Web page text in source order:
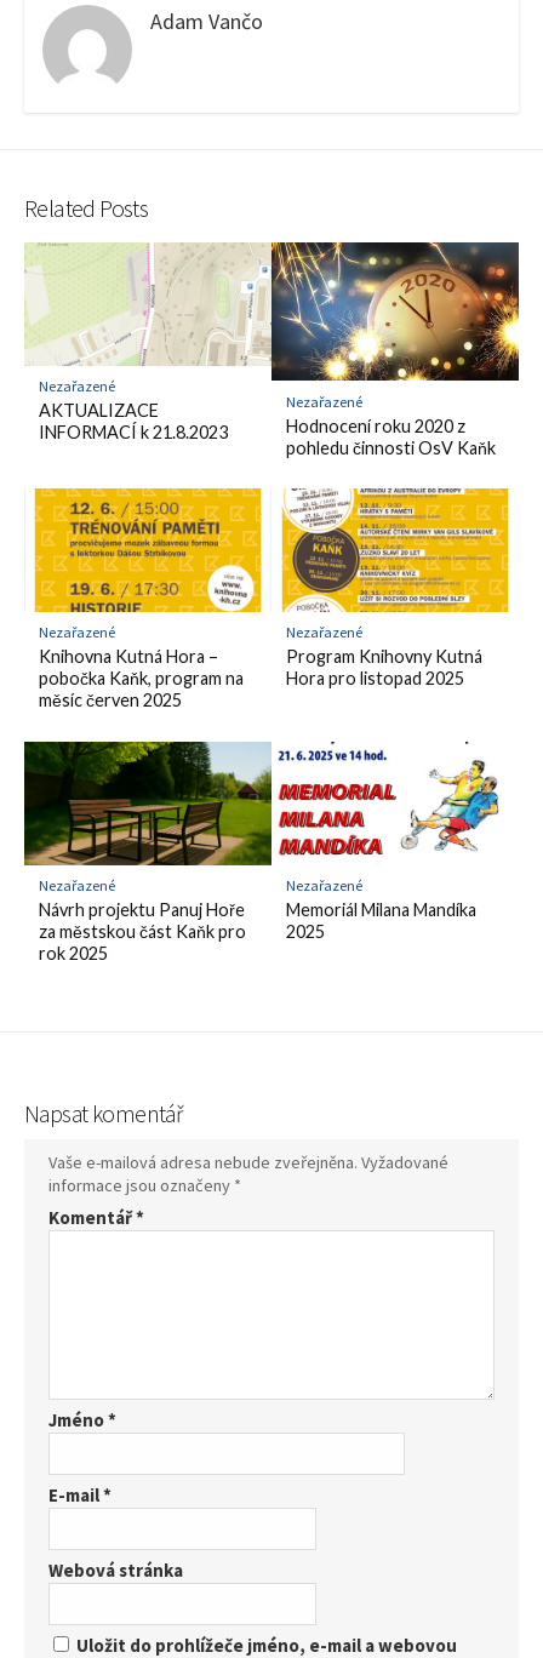
Adam Vančo
Related Posts
Nezařazené
AKTUALIZACE
INFORMACÍ k 21.8.2023
Nezařazené
Hodnocení roku 2020 z
pohledu činnosti OsV Kaňk
Nezařazené
Knihovna Kutná Hora –
pobočka Kaňk, program na
měsíc červen 2025
Nezařazené
Program Knihovny Kutná
Hora pro listopad 2025
Nezařazené
Návrh projektu Panuj Hoře
za městskou část Kaňk pro
rok 2025
Nezařazené
Memoriál Milana Mandíka
2025
Napsat komentář
Vaše e-mailová adresa nebude zveřejněna. Vyžadované
informace jsou označeny *
Komentář*
Jméno*
E-mail*
Webová stránka
Uložit do prohlížeče jméno, e-mail a webovou